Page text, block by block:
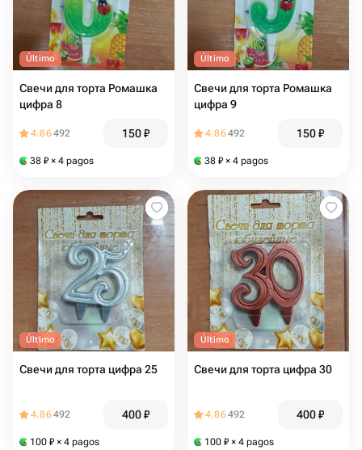
Último
Свечи для торта Ромашка
цифра 8
4.86492 150₽
38 ₽ × 4 pagos
Último
Свечи для торта Ромашка
цифра 9
4.86492 150₽
38 ₽ × 4 pagos
Último
Свечи для торта цифра 25
4.86492 400₽
100 ₽ × 4 pagos
Último
Свечи для торта цифра 30
4.86492 400₽
100 ₽ × 4 pagos